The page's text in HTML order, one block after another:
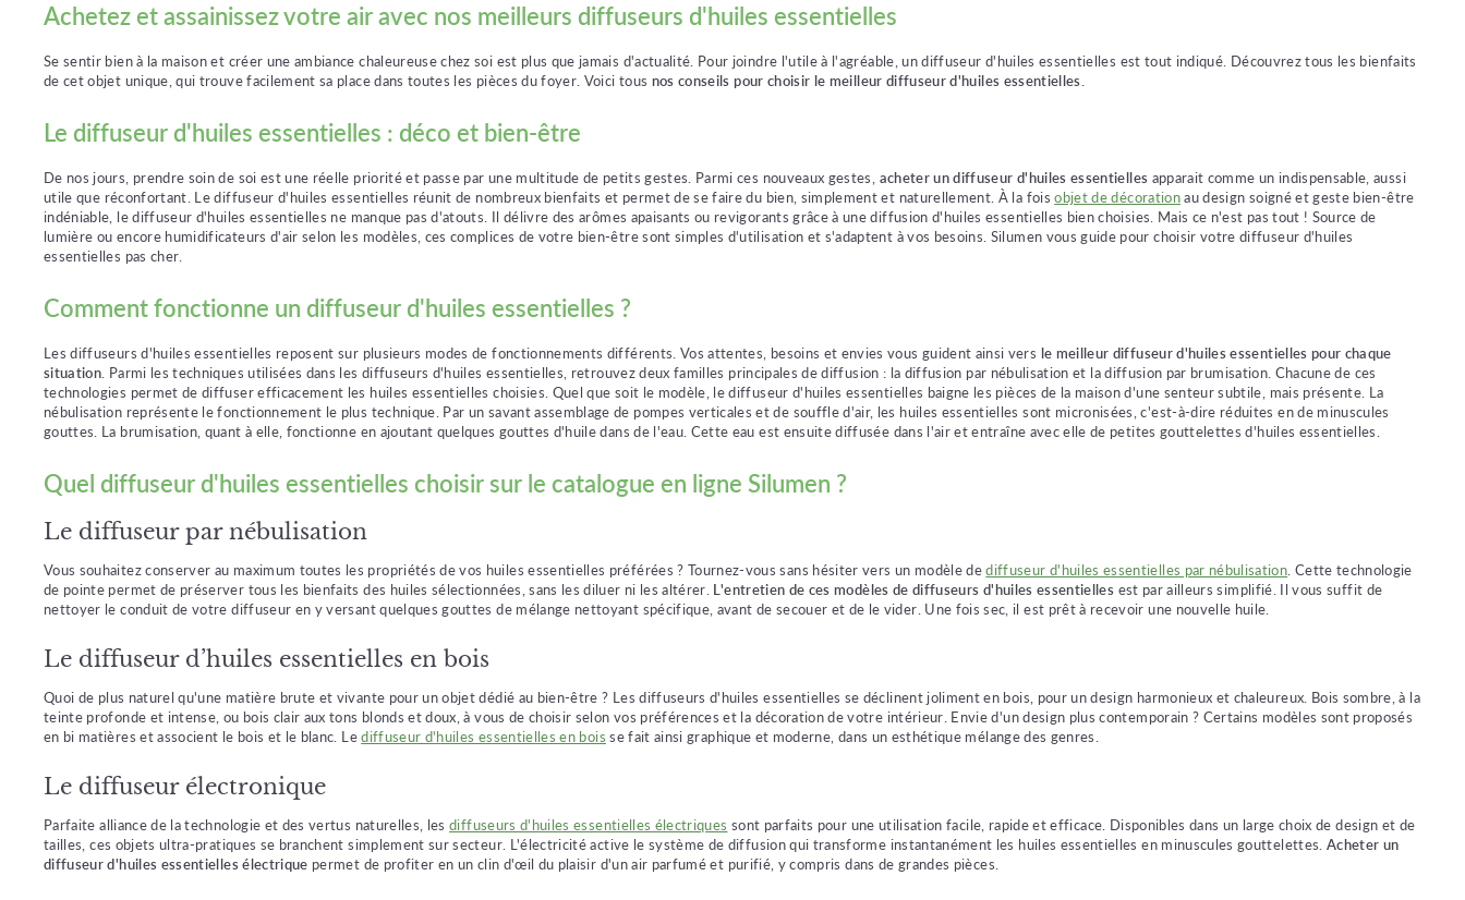
Achetez et assainissez votre air avec nos meilleurs diffuseurs d'huiles essentielles
Se sentir bien à la maison et créer une ambiance chaleureuse chez soi est plus que jamais d'actualité. Pour joindre l'utile à l'agréable, un diffuseur d'huiles essentielles est tout indiqué. Découvrez tous les bienfaits
de cet objet unique, qui trouve facilement sa place dans toutes les pièces du foyer. Voici tous nos conseils pour choisir le meilleur diffuseur d'huiles essentielles.
Le diffuseur d'huiles essentielles : déco et bien-être
De nos jours, prendre soin de soi est une réelle priorité et passe par une multitude de petits gestes. Parmi ces nouveaux gestes, acheter un diffuseur d'huiles essentielles apparait comme un indispensable, aussi
utile que réconfortant. Le diffuseur d'huiles essentielles réunit de nombreux bienfaits et permet de se faire du bien, simplement et naturellement. À la foisobjet de décorationau design soigné et geste bien-être
indéniable, le diffuseur d'huiles essentielles ne manque pas d'atouts. Il délivre des arômes apaisants ou revigorants grâce à une diffusion d'huiles essentielles bien choisies. Mais ce n'est pas tout ! Source de
lumière ou encore humidificateurs d'air selon les modèles, ces complices de votre bien-être sont simples d'utilisation et s'adaptent à vos besoins. Silumen vous guide pour choisir votre diffuseur d'huiles
essentielles pas cher.
Comment fonctionne un diffuseur d'huiles essentielles ?
Les diffuseurs d'huiles essentielles reposent sur plusieurs modes de fonctionnements différents. Vos attentes, besoins et envies vous guident ainsi vers le meilleur diffuseur d'huiles essentielles pour chaque
situation. Parmi les techniques utilisées dans les diffuseurs d'huiles essentielles, retrouvez deux familles principales de diffusion : la diffusion par nébulisation et la diffusion par brumisation. Chacune de ces
technologies permet de diffuser efficacement les huiles essentielles choisies. Quel que soit le modèle, le diffuseur d'huiles essentielles baigne les pièces de la maison d'une senteur subtile, mais présente. La
nébulisation représente le fonctionnement le plus technique. Par un savant assemblage de pompes verticales et de souffle d'air, les huiles essentielles sont micronisées, c'est-à-dire réduites en de minuscules
gouttes. La brumisation, quant à elle, fonctionne en ajoutant quelques gouttes d'huile dans de l'eau. Cette eau est ensuite diffusée dans l'air et entraîne avec elle de petites gouttelettes d'huiles essentielles.
Quel diffuseur d'huiles essentielles choisir sur le catalogue en ligne Silumen ?
Le diffuseur par nébulisation
Vous souhaitez conserver au maximum toutes les propriétés de vos huiles essentielles préférées ? Tournez-vous sans hésiter vers un modèle dediffuseur d'huiles essentielles par nébulisation. Cette technologie
de pointe permet de préserver tous les bienfaits des huiles sélectionnées, sans les diluer ni les altérer. L'entretien de ces modèles de diffuseurs d'huiles essentielles est par ailleurs simplifié. Il vous suffit de
nettoyer le conduit de votre diffuseur en y versant quelques gouttes de mélange nettoyant spécifique, avant de secouer et de le vider. Une fois sec, il est prêt à recevoir une nouvelle huile.
Le diffuseur d’huiles essentielles en bois
Quoi de plus naturel qu'une matière brute et vivante pour un objet dédié au bien-être ? Les diffuseurs d'huiles essentielles se déclinent joliment en bois, pour un design harmonieux et chaleureux. Bois sombre, à la
teinte profonde et intense, ou bois clair aux tons blonds et doux, à vous de choisir selon vos préférences et la décoration de votre intérieur. Envie d'un design plus contemporain ? Certains modèles sont proposés
en bi matières et associent le bois et le blanc. Lediffuseur d'huiles essentielles en bois se fait ainsi graphique et moderne, dans un esthétique mélange des genres.
Le diffuseur électronique
Parfaite alliance de la technologie et des vertus naturelles, lesdiffuseurs d'huiles essentielles électriques sont parfaits pour une utilisation facile, rapide et efficace. Disponibles dans un large choix de design et de
tailles, ces objets ultra-pratiques se branchent simplement sur secteur. L'électricité active le système de diffusion qui transforme instantanément les huiles essentielles en minuscules gouttelettes. Acheter un
diffuseur d'huiles essentielles électrique permet de profiter en un clin d'œil du plaisir d'un air parfumé et purifié, y compris dans de grandes pièces.